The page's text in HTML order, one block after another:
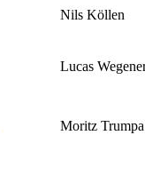
Nils Köllen
Lucas
Moritz Trumpa